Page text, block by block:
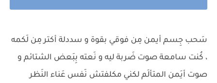
سَحب جِسم أيمن مِن فوقي بقوة و سددلة أكتر مِن لَكمه
، كُنت سامعة صوت ضَربة ليه و نَعته بِبَعض الشتائم و
صوت أيَمن المتألَم لكني مكلفتش نَفس عَناء النَظر